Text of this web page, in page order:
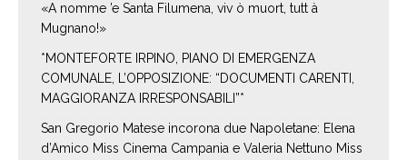
«A nomme ’e Santa Filumena, viv ò muort, tutt à
Mugnano!»
*MONTEFORTE IRPINO, PIANO DI EMERGENZA
COMUNALE, L’OPPOSIZIONE: “DOCUMENTI CARENTI,
MAGGIORANZA IRRESPONSABILI”*
San Gregorio Matese incorona due Napoletane: Elena
d’Amico Miss Cinema Campania e Valeria Nettuno Miss